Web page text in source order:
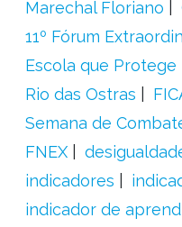
Marechal Floriano
11º Fórum
Escola que Protege
Rio das Ostras
Semana de
FNEX
indicadores
indicador de